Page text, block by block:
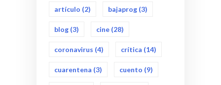
artículo (2) bajaprog (3)
blog (3) cine (28)
coronavirus (4) crítica (14)
cuarentena (3) cuento (9)